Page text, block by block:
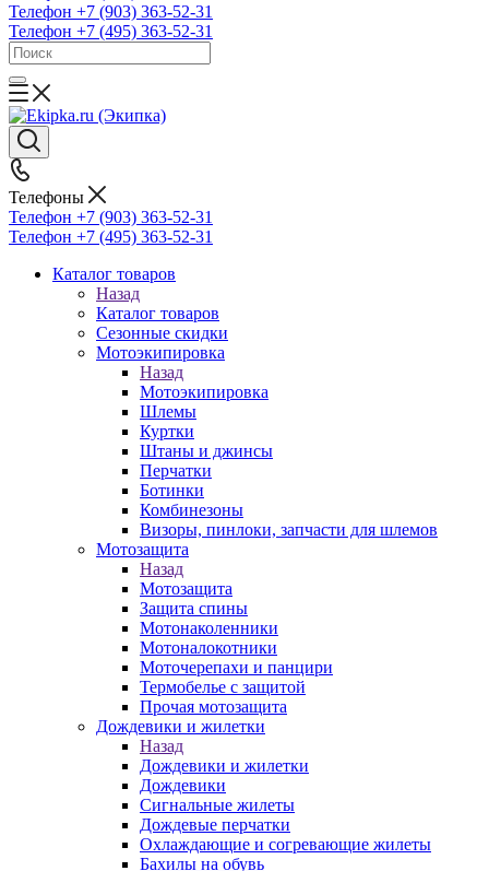
Телефон +7 (903) 363-52-31
Телефон +7 (495) 363-52-31
Телефоны
Телефон +7 (903) 363-52-31
Телефон +7 (495) 363-52-31
Каталог товаров
Назад
Каталог товаров
Сезонные скидки
Мотоэкипировка
Назад
Мотоэкипировка
Шлемы
Куртки
Штаны и джинсы
Перчатки
Ботинки
Комбинезоны
Визоры, пинлоки, запчасти для шлемов
Мотозащита
Назад
Мотозащита
Защита спины
Мотонаколенники
Мотоналокотники
Моточерепахи и панцири
Термобелье с защитой
Прочая мотозащита
Дождевики и жилетки
Назад
Дождевики и жилетки
Дождевики
Сигнальные жилеты
Дождевые перчатки
Охлаждающие и согревающие жилеты
Бахилы на обувь